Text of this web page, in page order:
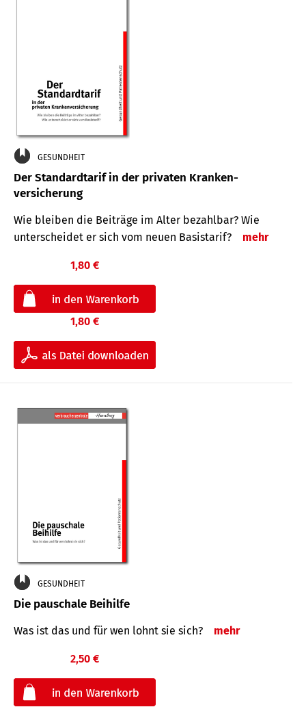
GESUNDHEIT
Der Standard­tarif in der privaten Kranken­
versicherung
Wie bleiben die Beiträge im Alter bezahlbar? Wie
unterscheidet er sich vom neuen Basistarif?
mehr
1,80 €
1,80 €
GESUNDHEIT
Die pauschale Beihilfe
Was ist das und für wen lohnt sie sich? mehr
2,50 €